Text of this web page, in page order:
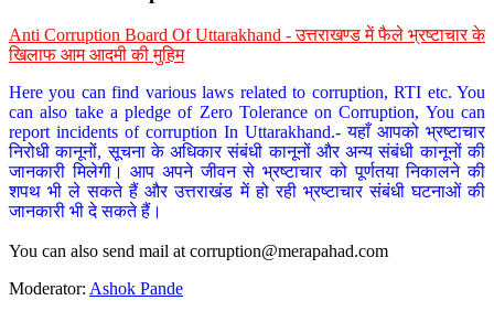
Anti Corruption Board Of Uttarakhand - उत्तराखण्ड में फैले भ्रष्टाचार के
खिलाफ आम आदमी की मुहिम
Here you can find various laws related to corruption, RTI etc. You
can also take a pledge of Zero Tolerance on Corruption, You can
report incidents of corruption In Uttarakhand.- यहाँ आपको भ्रष्टाचार
निरोधी कानूनों, सूचना के अधिकार संबंधी कानूनों और अन्य संबंधी कानूनों की
जानकारी मिलेगी। आप अपने जीवन से भ्रष्टाचार को पूर्णतया निकालने की
शपथ भी ले सकते हैं और उत्तराखंड में हो रही भ्रष्टाचार संबंधी घटनाओं की
जानकारी भी दे सकते हैं।
You can also send mail at corruption@merapahad.com
Moderator: Ashok Pande